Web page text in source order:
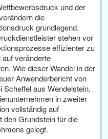
und der
die
grundlegend.
stehen vor
effizienter zu
veränderte
Wie dieser Wandel in der
Anwenderbericht von
aus Wendelstein.
in zweiter
vollständig auf
den Grundstein für die
gelegt.